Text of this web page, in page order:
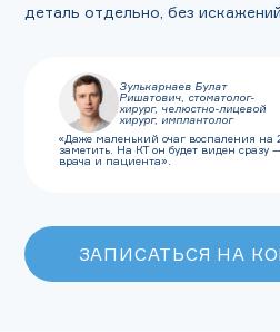
деталь отдельно, без
Зулькарнаев Булат
Ришатович, стоматолог-
хирург, челюстно-лицевой
хирург, имплантолог
«Даже маленький очаг воспаления
заметить. На КТ он будет виден сразу
врача и пациента».
ЗАПИСАТЬСЯ НА